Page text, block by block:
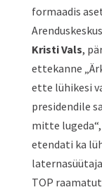
formaadis
Kristi Vals,
ettekanne
ette lühikesi
presidendile
mitte
etendati ka
TOP